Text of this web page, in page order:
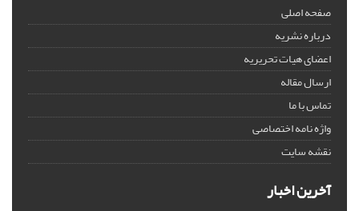
صفحه اصلی
درباره نشریه
اعضای هیات تحریریه
ارسال مقاله
تماس با ما
واژه نامه اختصاصی
نقشه سایت
آخرین اخبار